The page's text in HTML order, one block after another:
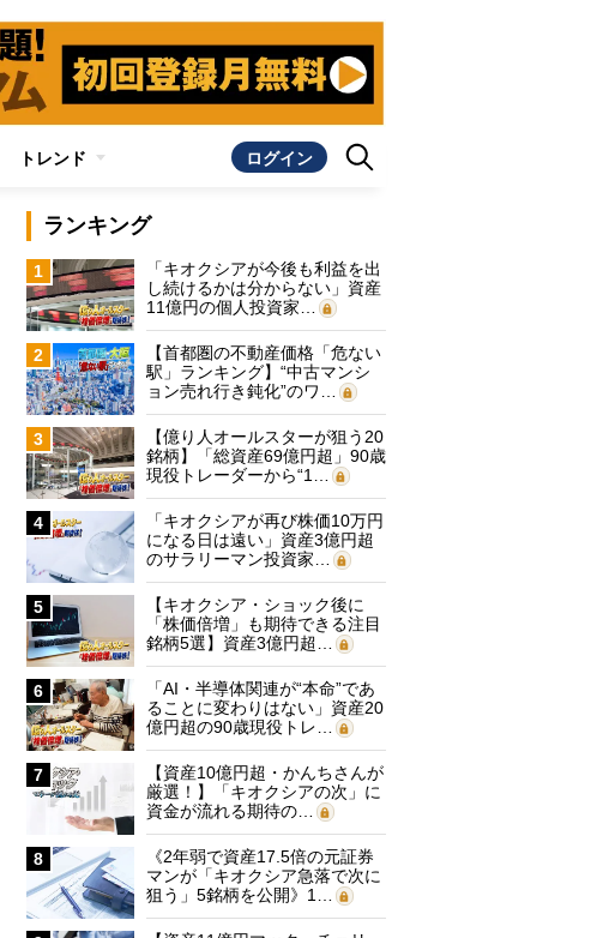
トレンド ログイン
ランキング
1
「キオクシアが今後も利益を出
し続けるかは分からない」資産
11億円の個人投資家…
2
【首都圏の不動産価格「危ない
駅」ランキング】“中古マンシ
ョン売れ行き鈍化”のワ…
3
【億り人オールスターが狙う20
銘柄】「総資産69億円超」90歳
現役トレーダーから“1…
4
「キオクシアが再び株価10万円
になる日は遠い」資産3億円超
のサラリーマン投資家…
5
【キオクシア・ショック後に
「株価倍増」も期待できる注目
銘柄5選】資産3億円超…
6
「AI・半導体関連が“本命”であ
ることに変わりはない」資産20
億円超の90歳現役トレ…
7
【資産10億円超・かんちさんが
厳選！】「キオクシアの次」に
資金が流れる期待の…
8
《2年弱で資産17.5倍の元証券
マンが「キオクシア急落で次に
狙う」5銘柄を公開》1…